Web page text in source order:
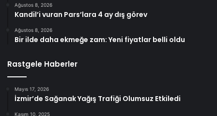
Ağustos 8, 2026
Kandil’i vuran Pars’lara 4 ay dış görev
Ağustos 8, 2026
Bir ilde daha ekmeğe zam: Yeni fiyatlar belli oldu
Rastgele Haberler
Mayıs 17, 2026
İzmir’de Sağanak Yağış Trafiği Olumsuz Etkiledi
Kasım 10, 2025